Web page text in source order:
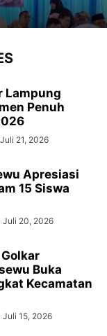
Lampung
Penuh
Juli 21, 2026
Apresiasi
15 Siswa
Juli 20, 2026
Buka
Kecamatan
Juli 15, 2026